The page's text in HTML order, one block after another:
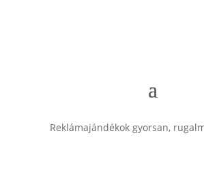
Reklámajándékok gyorsan,